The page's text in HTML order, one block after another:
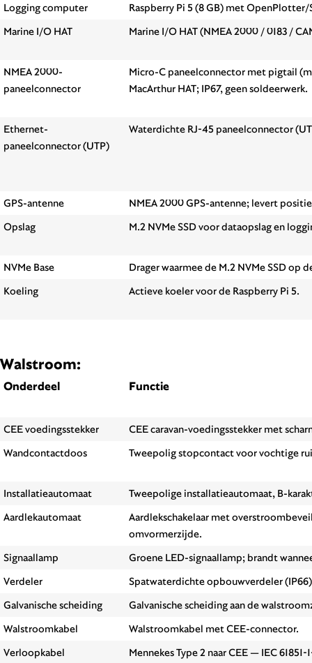
Logging computer
Raspberry Pi 5 (8 GB) met
Marine I/O HAT
Marine I/O HAT (NMEA 2000 / 0183 /
NMEA 2000-
paneelconnector
Micro-C paneelconnector met pigtail
MacArthur HAT; IP67, geen soldeerwerk.
Ethernet-
paneelconnector (UTP)
Waterdichte RJ-45 paneelconnector
GPS-antenne
NMEA 2000 GPS-antenne; levert
Opslag
M.2 NVMe SSD voor dataopslag en
NVMe Base
Drager waarmee de M.2 NVMe SSD op
Koeling
Actieve koeler voor de Raspberry Pi 5.
Walstroom:
Onderdeel Functie
CEE voedingsstekker
CEE caravan-voedingsstekker met
Wandcontactdoos
Tweepolig stopcontact voor vochtige
Installatieautomaat
Tweepolige installatieautomaat, B-
Aardlekautomaat
Aardlekschakelaar met
omvormerzijde.
Signaallamp
Groene LED-signaallamp; brandt
Verdeler
Spatwaterdichte opbouwverdeler
Galvanische scheiding
Galvanische scheiding aan de
Walstroomkabel
Walstroomkabel met CEE-connector.
Verloopkabel
Mennekes Type 2 naar CEE — IEC 61851-